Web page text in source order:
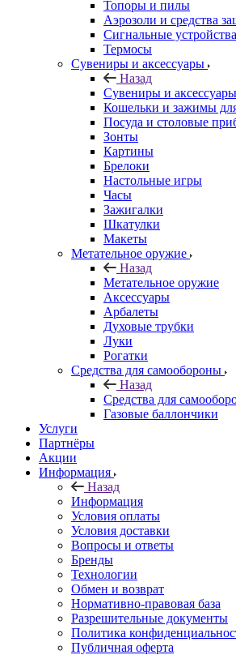
Топоры и пилы
Аэрозоли и средства
Сигнальные устройства
Термосы
Сувениры и аксессуары
Назад
Сувениры и аксессуары
Кошельки и зажимы
Посуда и столовые
Зонты
Картины
Брелоки
Настольные игры
Часы
Зажигалки
Шкатулки
Макеты
Метательное оружие
Назад
Метательное оружие
Аксессуары
Арбалеты
Духовые трубки
Луки
Рогатки
Средства для самообороны
Назад
Средства для
Газовые баллончики
Услуги
Партнёры
Акции
Информация
Назад
Информация
Условия оплаты
Условия доставки
Вопросы и ответы
Бренды
Технологии
Обмен и возврат
Нормативно-правовая база
Разрешительные документы
Политика
Публичная оферта